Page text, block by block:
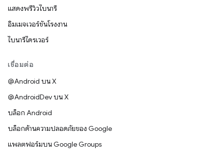
แสดงพรีวิวไบนารี
อิมเมจเวอร์ชันโรงงาน
ไบนารีไดรเวอร์
เชื่อมต่อ
@Android บน X
@AndroidDev บน X
บล็อก Android
บล็อกด้านความปลอดภัยของ Google
แพลตฟอร์มบน Google Groups